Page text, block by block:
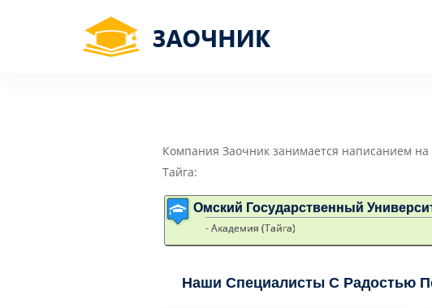
Компания Заочник занимается написанием
Тайга:
Омский Государственный
- Академия (Тайга)
Наши Специалисты С Радостью